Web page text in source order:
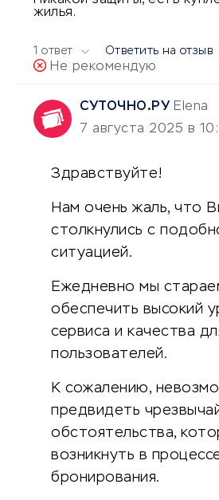
жилья.
1 ответ Ответить на отзыв
Не рекомендую
СУТОЧНО.РУ Elena
7 августа 2025 в
Здравствуйте!
Нам очень жаль, что
столкнулись с
ситуацией.
Ежедневно мы
обеспечить высокий
сервиса и качества
пользователей.
К сожалению,
предвидеть
обстоятельства,
возникнуть в
бронирования.